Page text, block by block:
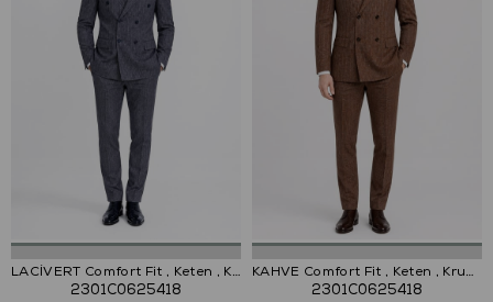
LACİVERT Comfort Fit , Keten , Kruvaze 6 Düğme , Çift Yırtmaçlı, Çizgili Takım Elbise
2301C0625418
KAHVE Comfort Fit , Keten , Kruvaze 6 Düğme , Çift Yırtmaçlı, Çizgili Takım Elbise
2301C0625418